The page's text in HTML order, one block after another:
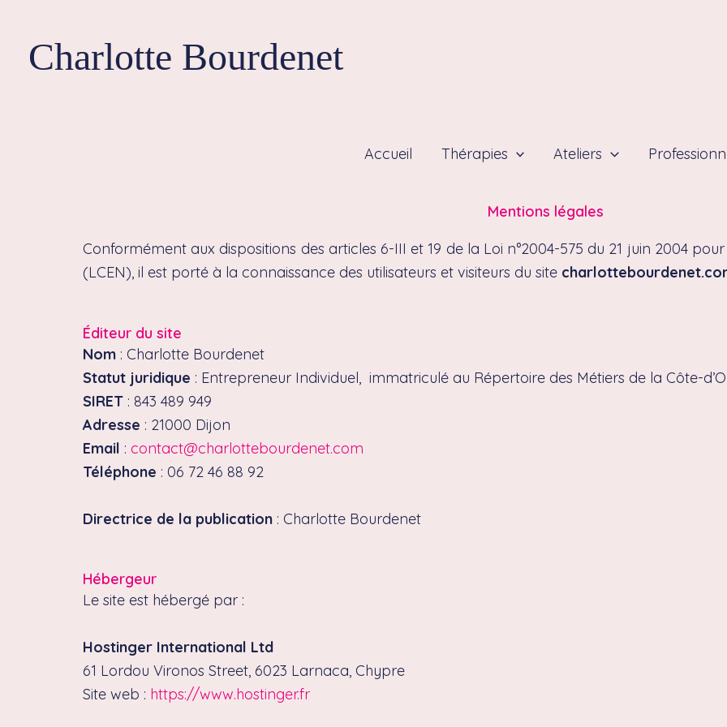
contenuCharlotte Bourdenet
Accueil Thérapies Ateliers
Mentions légales
Conformément aux dispositions des articles 6-III et 19 de la Loi n°2004-575 du 21 juin 2004
(LCEN), il est porté à la connaissance des utilisateurs et visiteurs du site
Éditeur du site
Nom : Charlotte Bourdenet
Statut juridique : Entrepreneur Individuel, immatriculé au Répertoire des Métiers de la Côte-
SIRET : 843 489 949
Adresse : 21000 Dijon
Email : contact@charlottebourdenet.com
Téléphone : 06 72 46 88 92
Directrice de la publication : Charlotte Bourdenet
Hébergeur
Le site est hébergé par :
Hostinger International Ltd
61 Lordou Vironos Street, 6023 Larnaca, Chypre
Site web : https://www.hostinger.fr